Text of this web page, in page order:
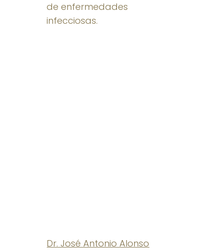
de enfermedades
infecciosas.
Dr. José Antonio Alonso